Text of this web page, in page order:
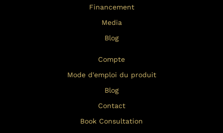
Financement
Media
Blog
Compte
Mode d'emploi du produit
Blog
Contact
Book Consultation